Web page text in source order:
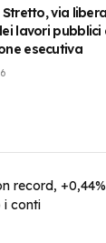
Stretto, via
lavori pubblici
esecutiva